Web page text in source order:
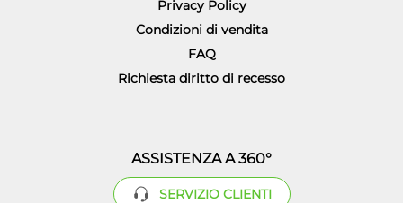
Privacy Policy
Condizioni di vendita
FAQ
Richiesta diritto di recesso
ASSISTENZA A 360°
SERVIZIO CLIENTI